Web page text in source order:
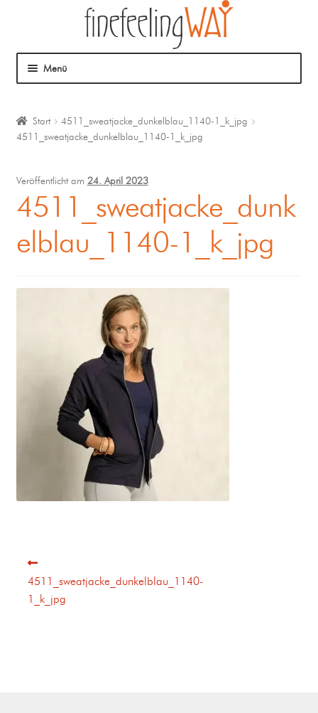
Menü
Mein Angebot
Coaching
Klangmassage
Start
4511_sweatjacke_dunkelblau_1140-1_k_jpg
4511_sweatjacke_dunkelblau_1140-1_k_jpg
Veröffentlicht am 24. April 2023
4511_sweatjacke_dunk
elblau_1140-1_k_jpg
4511_sweatjacke_dunkelblau_1140-
1_k_jpg